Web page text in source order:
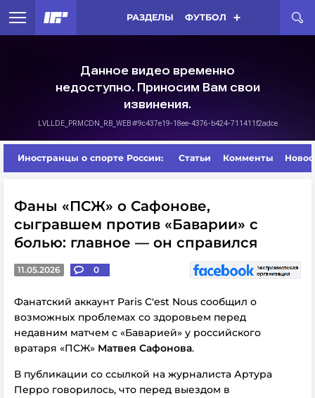
РАЗДЕЛЫ ФУТБОЛ
Иностранцы о спорте России: Статьи Комменты
Фаны «ПСЖ» о Сафонове,
сыгравшем против «Баварии» с
болью: главное — он справился
11.05.2026 0
Фанатский аккаунт Paris C'est Nous сообщил о
возможных проблемах со здоровьем перед
недавним матчем с «Баварией» у российского
вратаря «ПСЖ» Матвея Сафонова.
В публикации со ссылкой на журналиста Артура
Перро говорилось, что перед выездом в